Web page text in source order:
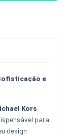
e
Kors
para
design